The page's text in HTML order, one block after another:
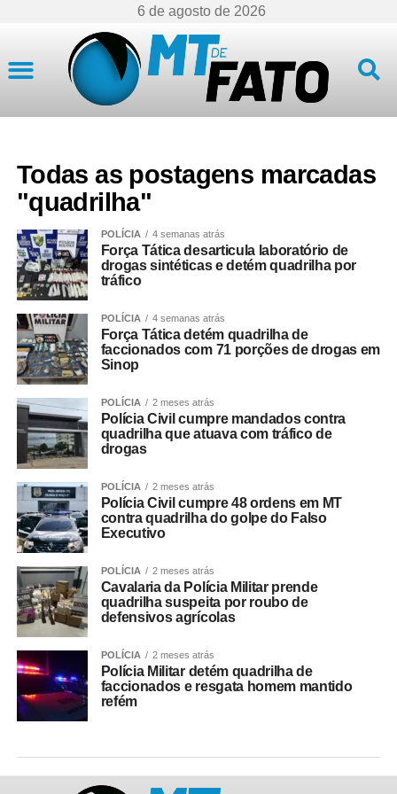
6 de agosto de 2026
Todas as postagens marcadas
"quadrilha"
POLÍCIA 4 semanas atrás
Força Tática desarticula laboratório de
drogas sintéticas e detém quadrilha por
tráfico
POLÍCIA 4 semanas atrás
Força Tática detém quadrilha de
faccionados com 71 porções de drogas em
Sinop
POLÍCIA 2 meses atrás
Polícia Civil cumpre mandados contra
quadrilha que atuava com tráfico de
drogas
POLÍCIA 2 meses atrás
Polícia Civil cumpre 48 ordens em MT
contra quadrilha do golpe do Falso
Executivo
POLÍCIA 2 meses atrás
Cavalaria da Polícia Militar prende
quadrilha suspeita por roubo de
defensivos agrícolas
POLÍCIA 2 meses atrás
Polícia Militar detém quadrilha de
faccionados e resgata homem mantido
refém